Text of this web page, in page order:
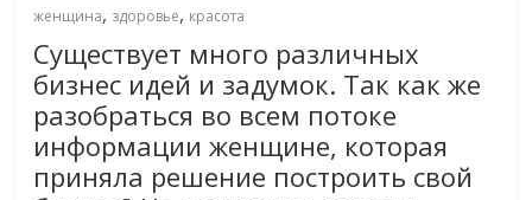
женщина, здоровье, красота
Существует много различных
бизнес идей и задумок. Так как же
разобраться во всем потоке
информации женщине, которая
приняла решение построить свой